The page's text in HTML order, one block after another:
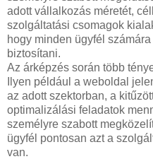
adott vállalkozás méretét,
szolgáltatási csomagok
hogy minden ügyfél
biztosítani.
Az árképzés során több
Ilyen például a weboldal
az adott szektorban, a
optimalizálási feladatok
személyre szabott
ügyfél pontosan azt a
van.